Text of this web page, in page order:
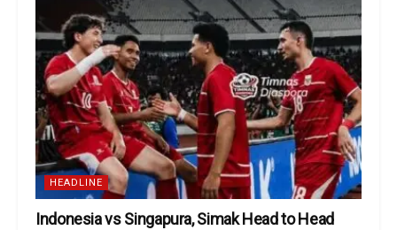
HEADLINE
Indonesia vs Singapura, Simak Head to Head